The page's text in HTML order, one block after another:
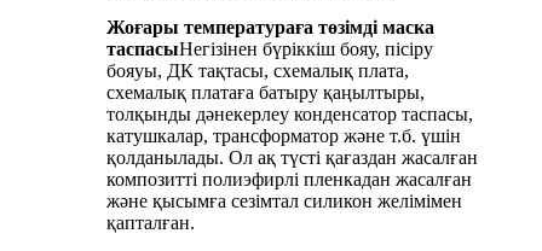
Жоғары температураға төзімді маска
таспасыНегізінен бүріккіш бояу, пісіру
бояуы, ДК тақтасы, схемалық плата,
схемалық платаға батыру қаңылтыры,
толқынды дәнекерлеу конденсатор таспасы,
катушкалар, трансформатор және т.б. үшін
қолданылады. Ол ақ түсті қағаздан жасалған
композитті полиэфирлі пленкадан жасалған
және қысымға сезімтал силикон желімімен
қапталған.